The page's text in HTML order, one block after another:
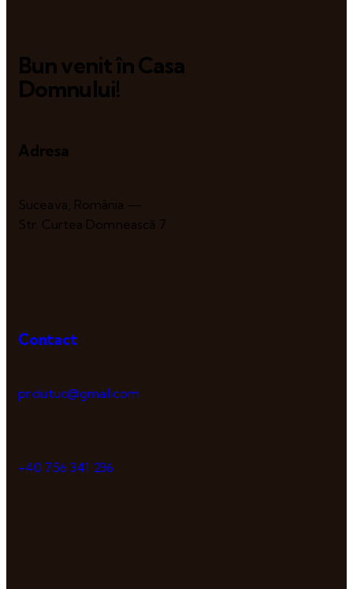
Bun venit în Casa
Domnului!
Adresa
Suceava, România —
Str. Curtea Domnească 7
Contact
pr.dutuc@gmail.com
+40 756 341 236